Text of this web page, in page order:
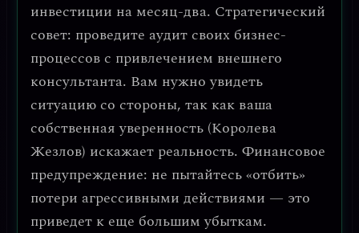
инвестиции на месяц-два. Стратегический
совет: проведите аудит своих бизнес-
процессов с привлечением внешнего
консультанта. Вам нужно увидеть
ситуацию со стороны, так как ваша
собственная уверенность (Королева
Жезлов) искажает реальность. Финансовое
предупреждение: не пытайтесь «отбить»
потери агрессивными действиями — это
приведет к еще большим убыткам.